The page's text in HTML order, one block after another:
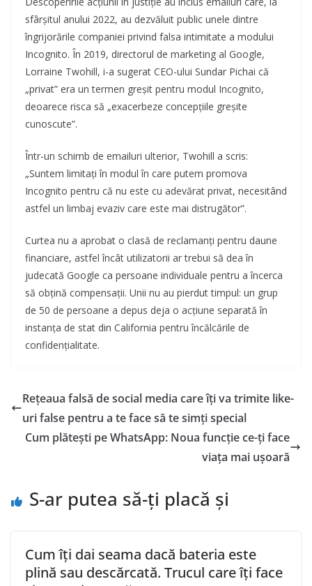
sfârșitul anului 2022, au dezvăluit public unele dintre
îngrijorările companiei privind falsa intimitate a modului
Incognito. În 2019, directorul de marketing al Google,
Lorraine Twohill, i-a sugerat CEO-ului Sundar Pichai că
„privat” era un termen greșit pentru modul Incognito,
deoarece risca să „exacerbeze concepțiile greșite
cunoscute”.
Într-un schimb de emailuri ulterior, Twohill a scris:
„Suntem limitați în modul în care putem promova
Incognito pentru că nu este cu adevărat privat, necesitând
astfel un limbaj evaziv care este mai distrugător”.
Curtea nu a aprobat o clasă de reclamanți pentru daune
financiare, astfel încât utilizatorii ar trebui să dea în
judecată Google ca persoane individuale pentru a încerca
să obțină compensații. Unii nu au pierdut timpul: un grup
de 50 de persoane a depus deja o acțiune separată în
instanța de stat din California pentru încălcările de
confidențialitate.
Rețeaua falsă de social media care îți va trimite like-
uri false pentru a te face să te simți special
Cum plătești pe WhatsApp: Noua funcție ce-ți face
viața mai ușoară
S-ar putea să-ți placă și
Cum îți dai seama dacă bateria este
plină sau descărcată. Trucul care îți face